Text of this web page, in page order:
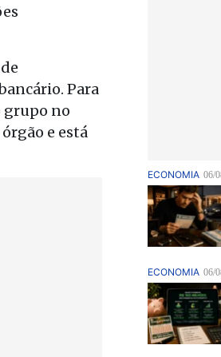
Para
grupo no
e está